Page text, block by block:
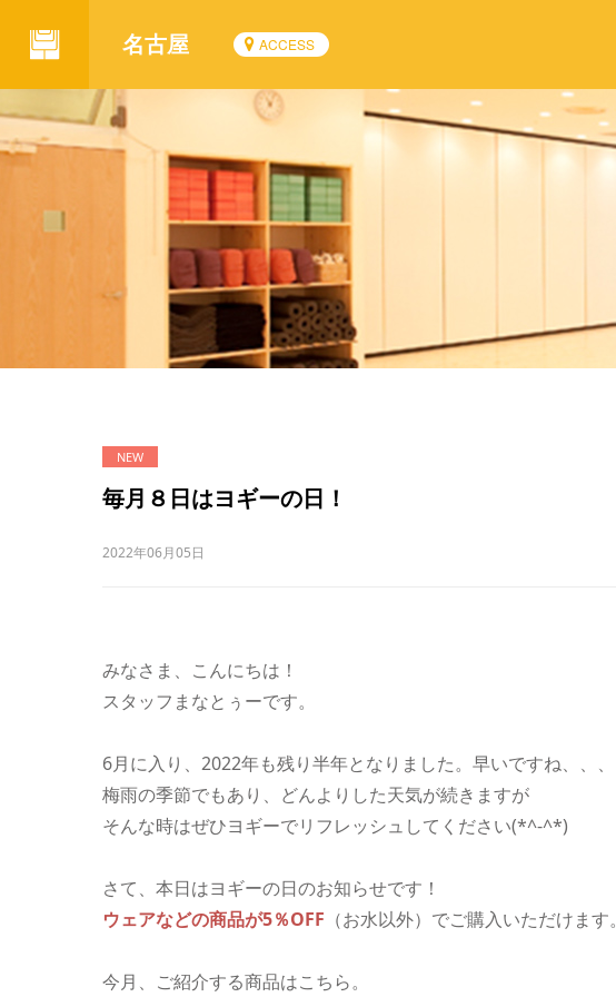
名古屋 ACCESS
毎月８日はヨギーの日！
2022年06月05日
みなさま、こんにちは！
スタッフまなとぅーです。
6月に入り、2022年も残り半年となりました。早いですね、、、
梅雨の季節でもあり、どんよりした天気が続きますが
そんな時はぜひヨギーでリフレッシュしてください(*^-^*)
さて、本日はヨギーの日のお知らせです！
ウェアなどの商品が5％OFF （お水以外）でご購入いただけます。
今月、ご紹介する商品はこちら。